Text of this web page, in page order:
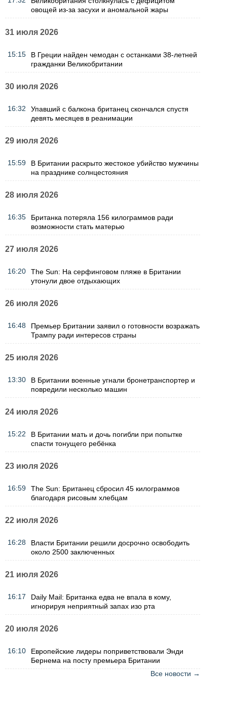
овощей из-за засухи и аномальной жары
31 июля 2026
15:15
В Греции найден чемодан с останками 38-летней
гражданки Великобритании
30 июля 2026
16:32
Упавший с балкона британец скончался спустя
девять месяцев в реанимации
29 июля 2026
15:59
В Британии раскрыто жестокое убийство мужчины
на празднике солнцестояния
28 июля 2026
16:35
Британка потеряла 156 килограммов ради
возможности стать матерью
27 июля 2026
16:20
The Sun: На серфинговом пляже в Британии
утонули двое отдыхающих
26 июля 2026
16:48
Премьер Британии заявил о готовности возражать
Трампу ради интересов страны
25 июля 2026
13:30
В Британии военные угнали бронетранспортер и
повредили несколько машин
24 июля 2026
15:22
В Британии мать и дочь погибли при попытке
спасти тонущего ребёнка
23 июля 2026
16:59
The Sun: Британец сбросил 45 килограммов
благодаря рисовым хлебцам
22 июля 2026
16:28
Власти Британии решили досрочно освободить
около 2500 заключенных
21 июля 2026
16:17
Daily Mail: Британка едва не впала в кому,
игнорируя неприятный запах изо рта
20 июля 2026
16:10
Европейские лидеры поприветствовали Энди
Бернема на посту премьера Британии
Все новости →